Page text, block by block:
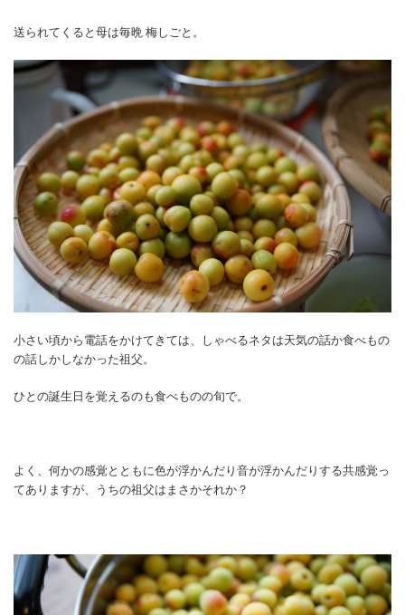
送られてくると母は毎晩 梅しごと。
小さい頃から電話をかけてきては、しゃべるネタは天気の話か食べもの
の話しかしなかった祖父。
ひとの誕生日を覚えるのも食べものの旬で。
よく、何かの感覚とともに色が浮かんだり音が浮かんだりする共感覚っ
てありますが、うちの祖父はまさかそれか？